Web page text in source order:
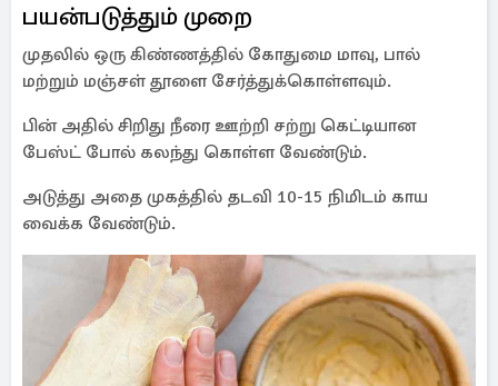
பயன்படுத்தும் முறை
முதலில் ஒரு கிண்ணத்தில் கோதுமை மாவு, பால்
மற்றும் மஞ்சள் தூளை சேர்த்துக்கொள்ளவும்.
பின் அதில் சிறிது நீரை ஊற்றி சற்று கெட்டியான
பேஸ்ட் போல் கலந்து கொள்ள வேண்டும்.
அடுத்து அதை முகத்தில் தடவி 10-15 நிமிடம் காய
வைக்க வேண்டும்.